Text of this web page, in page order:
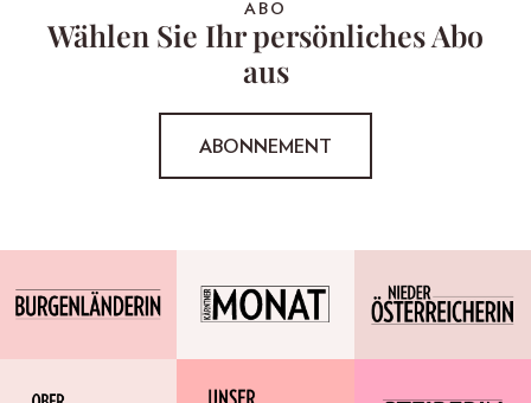
ABO
Wählen Sie Ihr persönliches Abo
aus
ABONNEMENT